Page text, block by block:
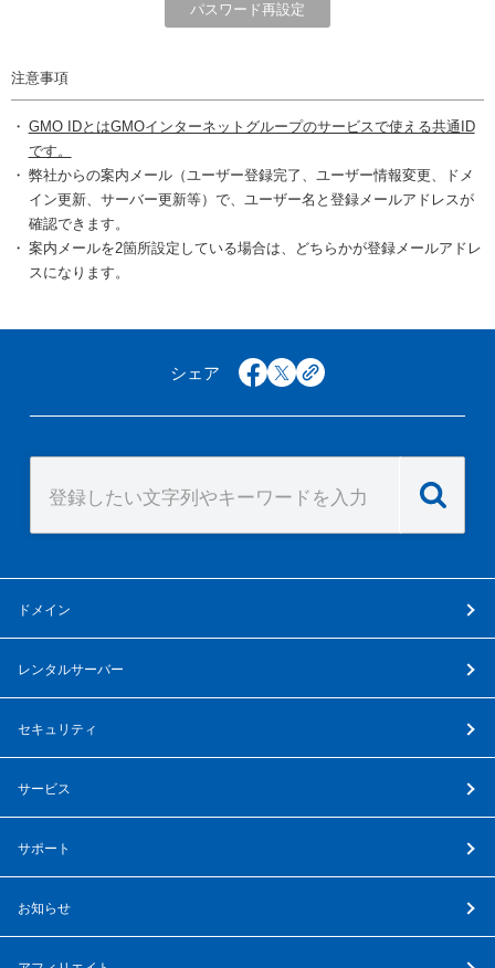
注意事項
GMO IDとはGMOインターネットグループのサービスで使える共通ID
です。
弊社からの案内メール（ユーザー登録完了、ユーザー情報変更、ドメ
イン更新、サーバー更新等）で、ユーザー名と登録メールアドレスが
確認できます。
案内メールを2箇所設定している場合は、どちらかが登録メールアドレ
スになります。
シェア facebook
x copy
ドメイン
レンタルサーバー
セキュリティ
サービス
サポート
お知らせ